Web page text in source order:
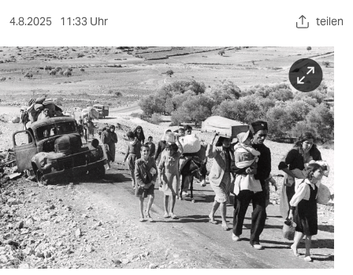
sport
berlin
nord
wahrheit
verlag
verlag
veranstaltungen
shop
4.8.2025 11:33 Uhr teilen